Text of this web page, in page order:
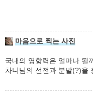
마음으로 찍는 사진
국내의 영향력은 얼마나 될
차니님의 선전과 분발(?)을